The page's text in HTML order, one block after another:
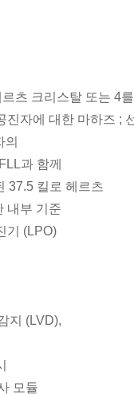
츠 크리스탈 또는 4
진자에 대한 마하즈 ;
의
과 함께
37.5 킬로 헤르츠
내부 기준
기 (LPO)
지 (LVD),
모듈